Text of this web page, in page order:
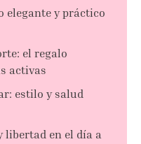
elegante y práctico
el regalo
activas
estilo y salud
libertad en el día a